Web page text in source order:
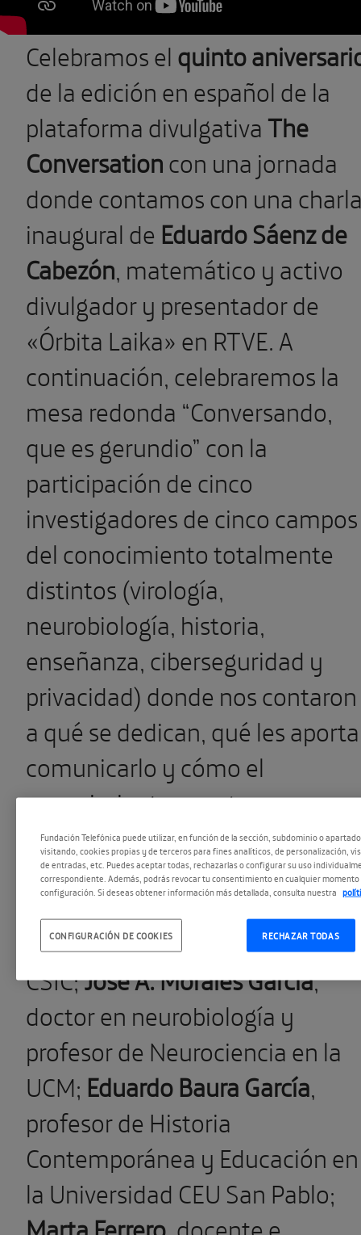
Celebramos elquinto
de la edición en español de la
plataforma divulgativaThe
Conversationcon una jornada
donde contamos con una
inaugural de Eduardo Sáenz de
Cabezón, matemático y activo
divulgador y presentador de
«Órbita Laika» en RTVE. A
continuación, celebraremos la
mesa redonda “Conversando,
que es gerundio” con la
participación de cinco
investigadores de cinco campos
del conocimiento totalmente
distintos (virología,
neurobiología, historia,
enseñanza, ciberseguridad y
privacidad) donde nos contaron
a qué se dedican, qué les aporta
comunicarlo y cómo el
conocimiento que generan
puede contribuir a un mundo
mejor. ParticiparonMargarita
Val, química, viróloga e
inmunóloga e investigadora en
CSIC;José A. Morales García,
doctor en neurobiología y
profesor de Neurociencia en la
UCM; Eduardo Baura García,
profesor de Historia
Contemporánea y Educación en
la Universidad CEU San Pablo;
Fundación Telefónica puede utilizar, en función de la sección, subdominio o
visitando, cookies propias y de terceros para fines analíticos, de personalización,
de entradas, etc. Puedes aceptar todas, rechazarlas o configurar su uso
correspondiente. Además, podrás revocar tu consentimiento en cualquier momento
configuración. Si deseas obtener información más detallada, consulta nuestra
RECHAZAR TODAS
CONFIGURACIÓN DE COOKIES